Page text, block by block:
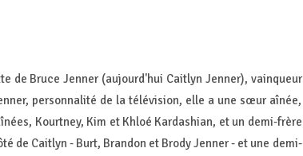
de Bruce Jenner (aujourd'hui Caitlyn Jenner), vainqueur
personnalité de la télévision, elle a une sœur aînée,
Kourtney, Kim et Khloé Kardashian, et un demi-frère
de Caitlyn - Burt, Brandon et Brody Jenner - et une demi-